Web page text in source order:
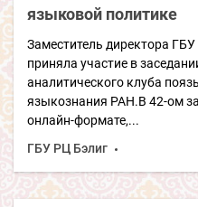
языковой политике
Заместитель директора
приняла участие в
аналитического клуба
языкознания РАН.В 42-ом
онлайн-формате,...
ГБУ РЦ Бэлиг